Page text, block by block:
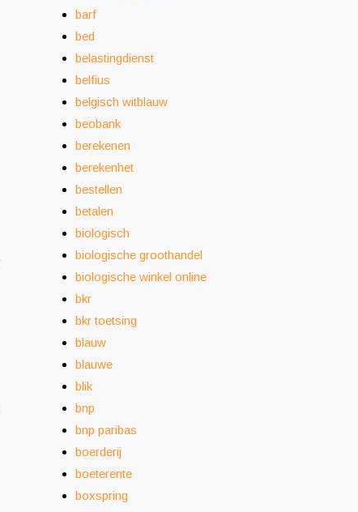
barf
bed
belastingdienst
belfius
belgisch witblauw
beobank
berekenen
berekenhet
bestellen
betalen
biologisch
biologische groothandel
biologische winkel online
bkr
bkr toetsing
blauw
blauwe
blik
bnp
bnp paribas
boerderij
boeterente
boxspring